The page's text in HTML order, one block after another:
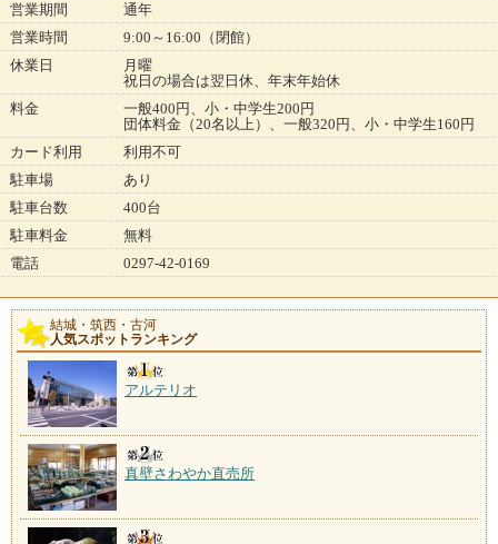
営業期間
通年
営業時間
9:00～16:00（閉館）
休業日
月曜
祝日の場合は翌日休、年末年始休
料金
一般400円、小・中学生200円
団体料金（20名以上）、一般320円、小・中学生160円
カード利用
利用不可
駐車場
あり
駐車台数
400台
駐車料金
無料
電話
0297-42-0169
結城・筑西・古河
人気スポットランキング
アルテリオ
真壁さわやか直売所